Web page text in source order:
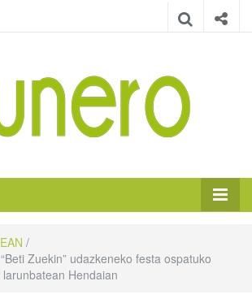
/
Zuekin” udazkeneko festa ospatuko
Hendaian